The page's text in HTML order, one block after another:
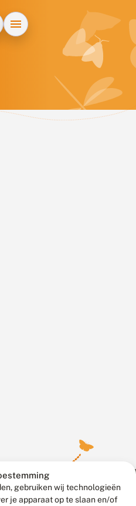
gebruiken wij technologieën
je apparaat op te slaan en/of